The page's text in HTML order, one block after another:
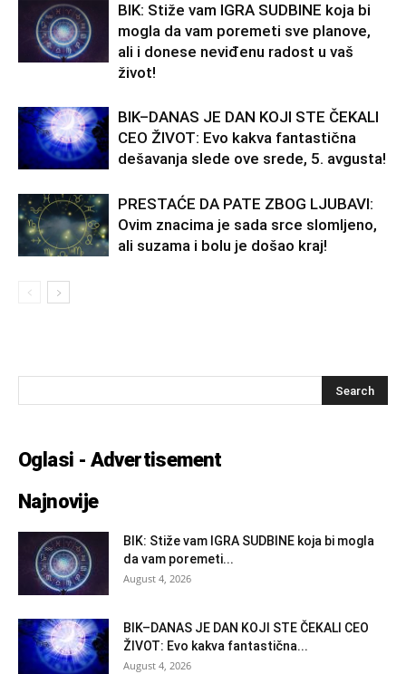
BIK: Stiže vam IGRA SUDBINE koja bi
mogla da vam poremeti sve planove,
ali i donese neviđenu radost u vaš
život!
BIK–DANAS JE DAN KOJI STE ČEKALI
CEO ŽIVOT: Evo kakva fantastična
dešavanja slede ove srede, 5. avgusta!
PRESTAĆE DA PATE ZBOG LJUBAVI:
Ovim znacima je sada srce slomljeno,
ali suzama i bolu je došao kraj!
Oglasi - Advertisement
Najnovije
BIK: Stiže vam IGRA SUDBINE koja bi mogla
da vam poremeti...
August 4, 2026
BIK–DANAS JE DAN KOJI STE ČEKALI CEO
ŽIVOT: Evo kakva fantastična...
August 4, 2026